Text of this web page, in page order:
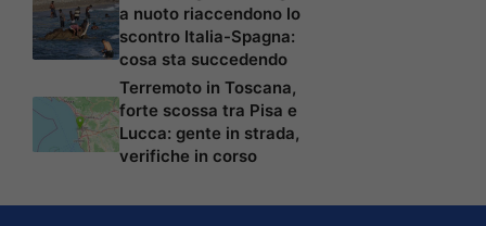
a nuoto riaccendono lo
scontro Italia-Spagna:
cosa sta succedendo
Terremoto in Toscana,
forte scossa tra Pisa e
Lucca: gente in strada,
verifiche in corso